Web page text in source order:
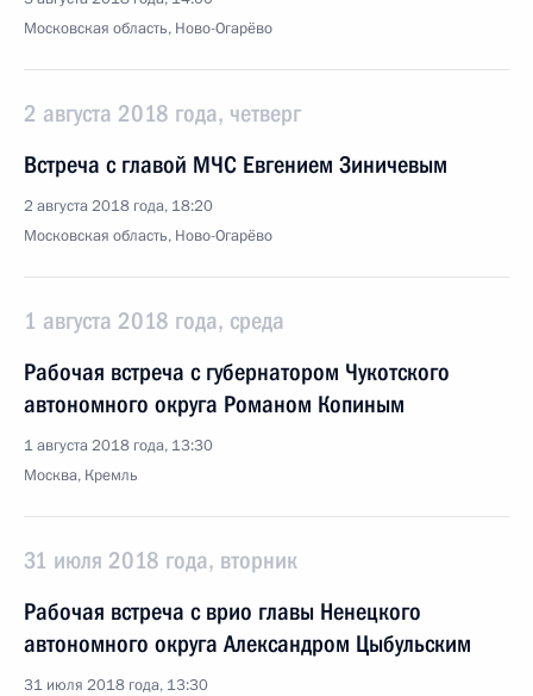
Московская область, Ново-Огарёво
2 августа 2018 года, четверг
Встреча с главой МЧС Евгением Зиничевым
2 августа 2018 года, 18:20
Московская область, Ново-Огарёво
1 августа 2018 года, среда
Рабочая встреча с губернатором Чукотского
автономного округа Романом Копиным
1 августа 2018 года, 13:30
Москва, Кремль
31 июля 2018 года, вторник
Рабочая встреча с врио главы Ненецкого
автономного округа Александром Цыбульским
31 июля 2018 года, 13:30